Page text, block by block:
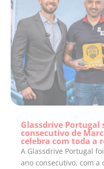
Glassdrive Portugal
consecutivo de
celebra com toda a
A Glassdrive Portugal
ano consecutivo, com a